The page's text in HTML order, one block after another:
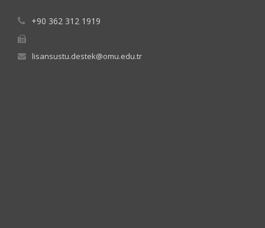
+90 362 312 1919
lisansustu.destek@omu.edu.tr